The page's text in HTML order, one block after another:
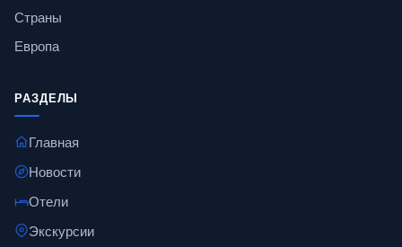
Страны
Европа
РАЗДЕЛЫ
Главная
Новости
Отели
Экскурсии